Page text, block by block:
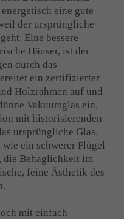
adipiscing
Aenean massa. Cum
dis parturient montes,
felis, ultricies nec.
eine gute
der ursprüngliche
Eine bessere
Häuser, ist der
durch das
ein zertifizierter
Holzrahmen auf und
Vakuumglas ein,
mit historisierenden
ursprüngliche Glas.
wie ein schwerer Flügel
die Behaglichkeit im
feine Ästhetik des
mit einfach